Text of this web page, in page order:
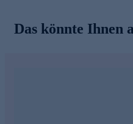
Das könnte Ihnen